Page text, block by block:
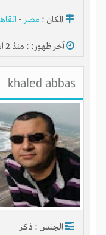
المكان : مصر-
آخر ظهور: : منذ 2 اشهر
khaled abbas
الجنس : ذكر